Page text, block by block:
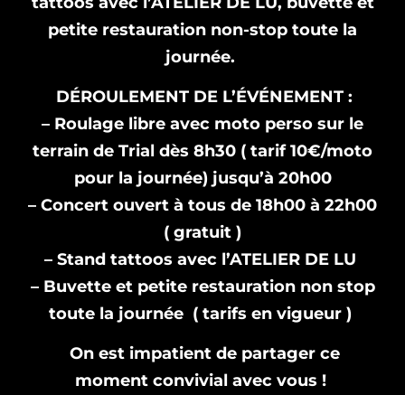
petite restauration non-stop toute la
journée.
DÉROULEMENT DE L’ÉVÉNEMENT :
– Roulage libre avec moto perso sur le
terrain de Trial dès 8h30 ( tarif 10€/moto
pour la journée) jusqu’à 20h00
– Concert ouvert à tous de 18h00 à 22h00
( gratuit )
– Stand tattoos avec l’ATELIER DE LU
– Buvette et petite restauration non stop
toute la journée ( tarifs en vigueur )
On est impatient de partager ce
moment convivial avec vous !